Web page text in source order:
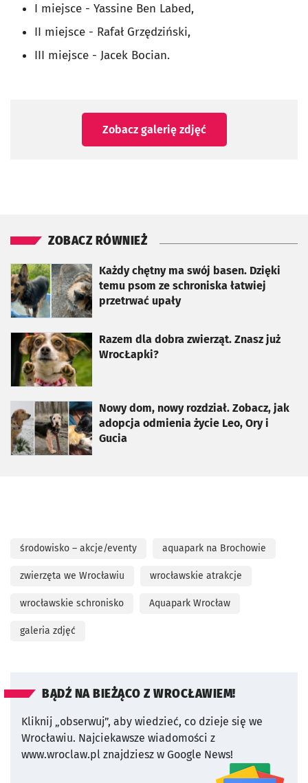
I miejsce - Yassine Ben Labed,
II miejsce - Rafał Grzędziński,
III miejsce - Jacek Bocian.
Zobacz galerię zdjęć
ZOBACZ RÓWNIEŻ
Każdy chętny ma swój basen. Dzięki
temu psom ze schroniska łatwiej
przetrwać upały
otworzy się w nowej karcie
Razem dla dobra zwierząt. Znasz już
WrocŁapki?
otworzy się w nowej karcie
Nowy dom, nowy rozdział. Zobacz, jak
adopcja odmienia życie Leo, Ory i
Gucia
otworzy się w nowej karcie
środowisko – akcje/eventy aquapark na Brochowie
zwierzęta we Wrocławiu wrocławskie atrakcje
wrocławskie schronisko Aquapark Wrocław
galeria zdjęć
BĄDŹ NA BIEŻĄCO Z WROCŁAWIEM!
Kliknij „obserwuj”, aby wiedzieć, co dzieje się we
Wrocławiu. Najciekawsze wiadomości z
www.wroclaw.pl znajdziesz w Google News!